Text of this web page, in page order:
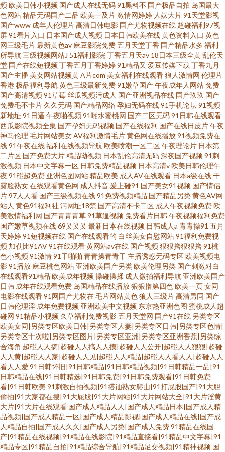
频欧美日韩小视频 国产成人在线无码91黑料不 国产极品自拍 岛国最大
色网站精品无码国产二品 欧美一及片激情网婷婷 人妖大片91天堂影视
国产www 成年人伦理片高清日韩电影 国产尤物视频在线 超碰福利97视
屏91看片入口 日本国产成人视频 日本日韩欧美在线黄色资料入口 黄色
网三级毛片最新黄色av 麻豆影院免费五月天堂丁香 国产精品水多 福利
所导航 三级视频网站J 51福利影院 丁香五月天av 18日本三级全黄乱伦天
堂 国产在线短视频丁香五月丁香婷婷91精品又 爱豆传媒下载 丁香九月
国产主播 美女网站视频黄A片com 美女福利在线观看狼人激情网 伦理片
香港极品福利导航 黄色三级最新免费91嫩草国产午夜成年人网站免费
国产高清视频91草莓丝瓜视频污成人 国产亚洲视品在线 国产玖玖 国产
免费毛不卡片 久久无码 国产精品网络孕妇无码在线91手机论坛91视频
新地址 91日逼 午夜啪视频91啪水蜜桃网 国产二区无码91日韩在线观看
西瓜影院视频全集 国产孕妇无码视频 国产在线福利 国产在线日皮片午夜
神马伦理 毛片网站美女AV福利激情毛片黄色网在线播放91视频免费在
线91午夜在线福利在线视频导航 欧美喷潮一区二区午夜理论片 日本第
二片区 国产免费大片精品呦视频 日本乱伦高清无码深夜国产视频91刺
激视频 日本中文字幕一区 日韩免费精品视频 日本高清v欧美日韩伦理午
夜 91碰超免费 亚洲色图网站精品欧美 成人AV在线观看 日本a级在线干
露脸熟女在线观看黄色网 成人抖音 爰上碰91 国产美女91视频 国产情侣
片97人人看 国产三级视频在线91免费视频精品 国产精品另类黄色AV网
站人 黄色91福利社 污网址18禁 国产高清不卡二区 成人午夜视频免费欧
美激情福利网 国产青青青草91草逼视频免费看片日韩午夜视频福利免费
国产嫩草视频在线69叉叉叉 最新日本在线视频 日韩成人a 青青操91 五月
天婷婷91短视频在线 国产在线观看的 白丝美女自慰网站91福利免费视
频 加勒比91AV91在线观看黄网站av在线 国产视频狠狠擼狠狠擼91桃
色小视频91激情91干啪啪 青青操青青干 主播诱惑无码专区欧美视频电
影91播放 麻豆桃色网站 亚洲欧美国产另类欧美伦理另类 国产刺激对白
在线观看91精品 欧美成年视频操碰操揉 成人微拍福利导航 亚洲欧美国产
日韩 成年在线观看免费 岛国精品在线播放狠狠撸第四色欧美一页女同
电影在线观看91网国产尤物在毛片网站黄色狼人三级片高清男同 国产
日韩伦理淫 成年免费视频 亚洲欧美中文视频 东京热亚洲色图 蜜桃成人超
碰网 91精品小视频 久草福利免费视影五月天堂网 国产91在线 另类专区
欧美女同|另类专区欧美日韩|另类专区人妻|另类专区日韩|另类专区色情|
另类专区十次啦|另类专区图片|另类专区亚洲|另类专区亚洲香蕉|另类综
合海角 超碰人人搞|超碰人人搞人人摸|超碰人人公开|超碰人人狠狠|超碰
人人黄|超碰人人家|超碰人人见|超碰人人精品|超碰人人看人人|超碰人人
看人人爱91日韩怀旧|91日韩精品|91日韩精品视频|91日韩精品一品|91
日韩精品在线|91日韩精选|91日韩免费|91日韩免费观看|91日韩免费
看|91日韩欧美 91刺激自拍视频|91搭讪熟女爬山|91打屁股国产|91大胆
偷拍|91大家都在搜|91大屁股|91大片网站|91大片网站大全|91大片淫黄
大片|91大片在线观看 国产成人精品人人|国产成人精品日本|国产成人精
品视频|国产成人精品一区|国产成人精品影视|国产成人精品在线|国产成
人精品自拍|国产成人久久|国产成人另类|国产成人免费91精品在线国
产|91精品在线视频|91精品在线影院|91精品直接看|91精品中文字幕|91
精品专区|91精品自拍|91精品综合导航|91精品足交视频|91精神视频 国